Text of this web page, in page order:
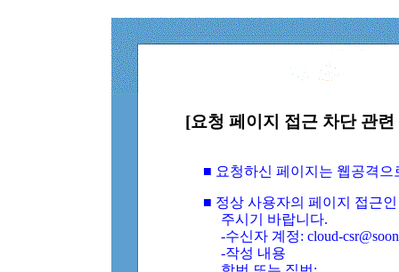
[요청 페이지 접근 차단 관
■ 요청하신 페이지는 웹공격
■ 정상 사용자의 페이지 접근
주시기 바랍니다.
-수신자 계정: cloud-
-작성 내용